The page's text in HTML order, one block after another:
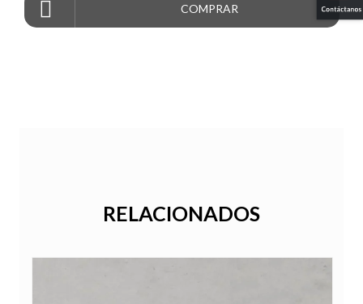
COMPRAR
RELACIONADOS